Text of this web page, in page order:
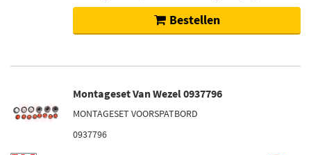
Bestellen
Montageset Van Wezel 0937796
MONTAGESET VOORSPATBORD
0937796